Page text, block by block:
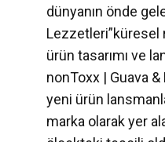
dünyanın önde
Lezzetleri”küresel
ürün tasarımı ve
nonToxx | Guava
yeni ürün
marka olarak yer